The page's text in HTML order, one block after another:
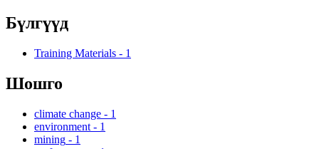
Бүлгүүд
Training Materials - 1
Шошго
climate change - 1
environment - 1
mining - 1